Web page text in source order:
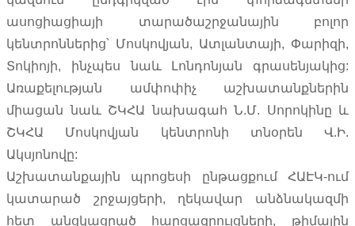
ասոցիացիայի տարածաշրջանային բոլոր
կենտրոններից՝ Մոսկովյան, Ատլանտայի, Փարիզի,
Տոկիոյի, ինչպես նաև Լոնդոնյան գրասենյակից:
Առաքելության ամփոփիչ աշխատանքներին
միացան նաև ՇԿՀԱ նախագահ Ն.Մ. Սորոկինը և
ՇԿՀԱ Մոսկովյան կենտրոնի տնօրեն Վ.Ի.
Ակսյոնովը:
Աշխատանքային պրոցեսի ընթացքում ՀԱԷԿ-ում
կատարած շրջայցերի, ղեկավար անձնակազմի
հետ անցկացրած հարցազրույցների, թիմային